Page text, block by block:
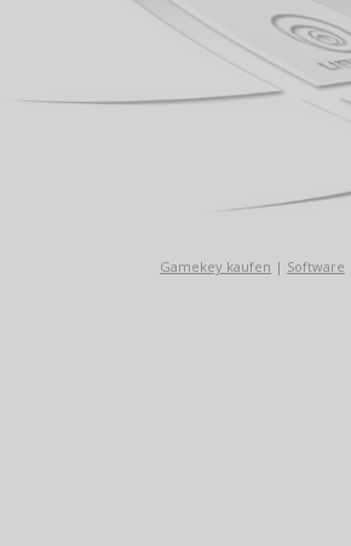
Gamekey kaufen | Software